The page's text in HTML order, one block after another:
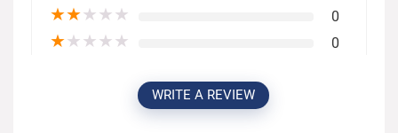
★★★★★ 0
★★★★★ 0
WRITE A REVIEW